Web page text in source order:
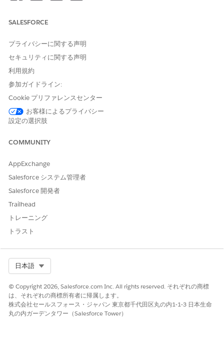
境界データを検証します。
Salesforce がデータをテストおよび検証します。
Salesforce は、次のメジャーリリースで更新された境界をリ
リースします。
例
グについての詳細は、Salesforce リリースノートを参照してく
SALESFORCE
プライバシーに関する声明
セキュリティに関する声明
利用規約
参加ガイドライン:
Cookie プリファレンスセンター
お客様によるプライバシー
設定の選択肢
COMMUNITY
AppExchange
Salesforce システム管理者
Salesforce 開発者
Trailhead
トレーニング
トラスト
日本語
© Copyright 2026, Salesforce.com Inc. All rights reserved. それぞれの商標
は、それぞれの商標所有者に帰属します。
株式会社セールスフォース・ジャパン 東京都千代田区丸の内1-1-3 日本生命
丸の内ガーデンタワー（Salesforce Tower）